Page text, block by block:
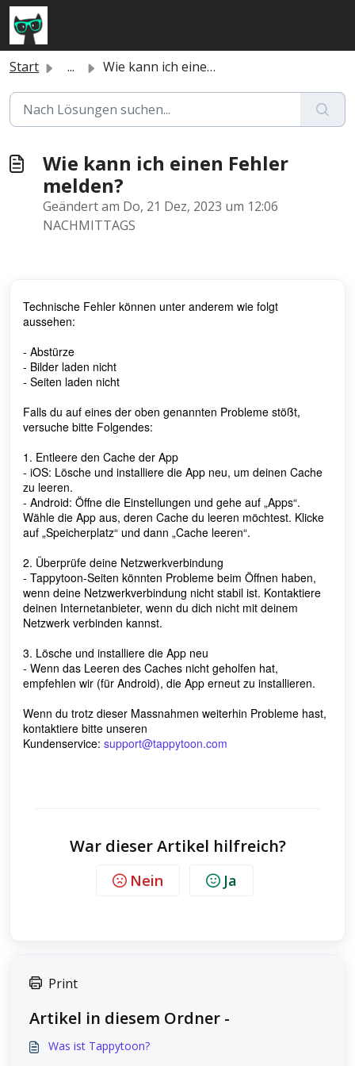
Zum hauptsächlichen Inhalt gehen
Start ... Wie kann ich einen Fehler melden?
Wie kann ich einen Fehler
melden?
Geändert am Do, 21 Dez, 2023 um 12:06
NACHMITTAGS
Technische Fehler können unter anderem wie folgt
aussehen:
- Abstürze
- Bilder laden nicht
- Seiten laden nicht
Falls du auf eines der oben genannten Probleme stößt,
versuche bitte Folgendes:
1. Entleere den Cache der App
- iOS: Lösche und installiere die App neu, um deinen Cache
zu leeren.
- Android: Öffne die Einstellungen und gehe auf „Apps“.
Wähle die App aus, deren Cache du leeren möchtest. Klicke
auf „Speicherplatz“ und dann „Cache leeren“.
2. Überprüfe deine Netzwerkverbindung
- Tappytoon-Seiten könnten Probleme beim Öffnen haben,
wenn deine Netzwerkverbindung nicht stabil ist. Kontaktiere
deinen Internetanbieter, wenn du dich nicht mit deinem
Netzwerk verbinden kannst.
3. Lösche und installiere die App neu
- Wenn das Leeren des Caches nicht geholfen hat,
empfehlen wir (für Android), die App erneut zu installieren.
Wenn du trotz dieser Massnahmen weiterhin Probleme hast,
kontaktiere bitte unseren
Kundenservice: support@tappytoon.com
War dieser Artikel hilfreich?
Nein Ja
Print
Artikel in diesem Ordner -
Was ist Tappytoon?